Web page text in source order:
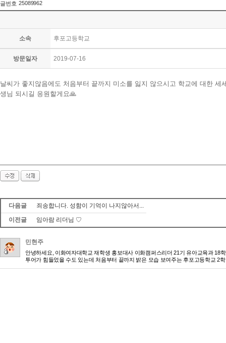
글번호 25089962
소속 후포고등학교
방문일자 2019-07-16
날씨가 좋지않음에도 처음부터 끝까지 미소를 잃지 않으시고 학교에 대한
생님 되시길 응원할게요🙏
다음글
죄송합니다. 성함이 기억이 나지않아서...
이전글
임아람 리더님 ♡
민현주
안녕하세요, 이화여자대학교 재학생 홍보대사 이화캠퍼스리더 21기 유아교육과
투어가 힘들었을 수도 있는데 처음부터 끝까지 밝은 모습 보여주는 후포고등학교 2